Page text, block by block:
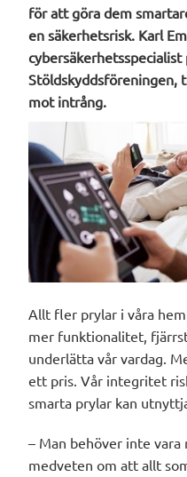
för att göra dem
en säkerhetsrisk. Karl
cybersäkerhetsspecialist
Stöldskyddsföreningen,
mot intrång.
Allt fler prylar i våra
mer funktionalitet,
underlätta vår vardag.
ett pris. Vår integritet
smarta prylar kan
– Man behöver inte vara
medveten om att allt